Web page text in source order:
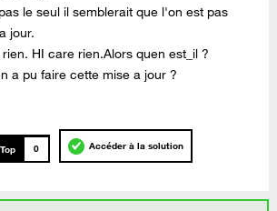
le seul il semblerait que l'on est pas
jour.
HI care rien.Alors quen est_il ?
a pu faire cette mise a jour ?
0 Accéder à la solution